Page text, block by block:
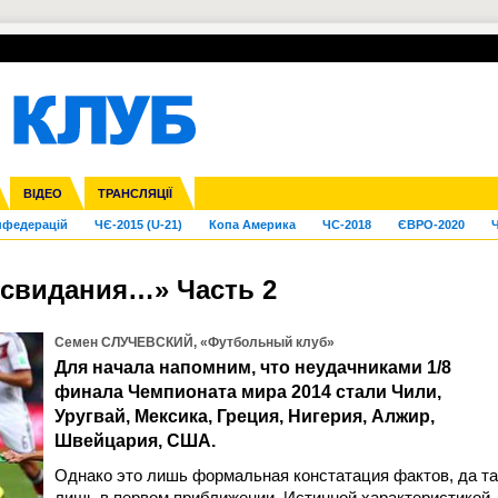
ВІДЕО ТРАНСЛЯЦІЇ
ліга Кубок України Молодіжка
Ліга націй Ліга конференцій
Франція Інші
ЧЄ-2015 (U-21) Копа Америка ЧС-2018 ЄВРО-2020
УПЛ-ПЕРЕХОДИ
Часть 2
Семен СЛУЧЕВСКИЙ, «Футбольный клуб»
Для начала напомним, что неудачниками 1/8
финала Чемпионата мира 2014 стали Чили,
Уругвай, Мексика, Греция, Нигерия, Алжир,
Швейцария, США.
Однако это лишь формальная констатация фактов, да та